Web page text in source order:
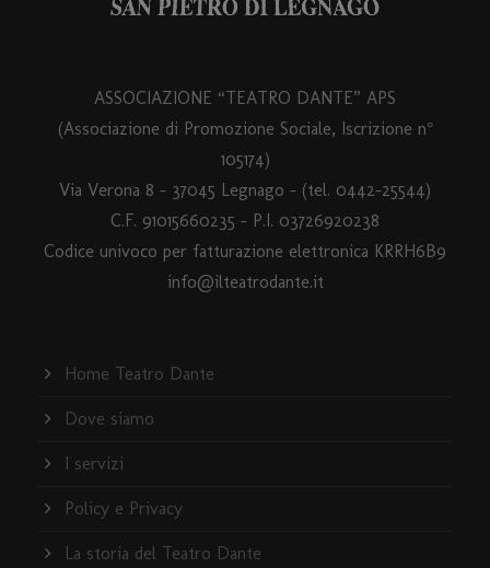
ASSOCIAZIONE “TEATRO DANTE” APS
(Associazione di Promozione Sociale, Iscrizione n°
105174)
Via Verona 8 – 37045 Legnago – (tel. 0442-25544)
C.F. 91015660235 - P.I. 03726920238
Codice univoco per fatturazione elettronica KRRH6B9
info@ilteatrodante.it
Home Teatro Dante
Dove siamo
I servizi
Policy e Privacy
La storia del Teatro Dante